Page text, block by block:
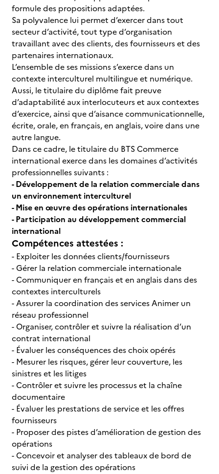
formule des propositions adaptées.
Sa polyvalence lui permet d’exercer dans tout
secteur d’activité, tout type d’organisation
travaillant avec des clients, des fournisseurs et des
partenaires internationaux.
L’ensemble de ses missions s’exerce dans un
contexte interculturel multilingue et numérique.
Aussi, le titulaire du diplôme fait preuve
d’adaptabilité aux interlocuteurs et aux contextes
d’exercice, ainsi que d’aisance communicationnelle,
écrite, orale, en français, en anglais, voire dans une
autre langue.
Dans ce cadre, le titulaire du BTS Commerce
international exerce dans les domaines d’activités
professionnelles suivants :
- Développement de la relation commerciale dans
un environnement interculturel
- Mise en œuvre des opérations internationales
- Participation au développement commercial
international
Compétences attestées :
- Exploiter les données clients/fournisseurs
- Gérer la relation commerciale internationale
- Communiquer en français et en anglais dans des
contextes interculturels
- Assurer la coordination des services Animer un
réseau professionnel
- Organiser, contrôler et suivre la réalisation d’un
contrat international
- Évaluer les conséquences des choix opérés
- Mesurer les risques, gérer leur couverture, les
sinistres et les litiges
- Contrôler et suivre les processus et la chaîne
documentaire
- Évaluer les prestations de service et les offres
fournisseurs
- Proposer des pistes d’amélioration de gestion des
opérations
- Concevoir et analyser des tableaux de bord de
suivi de la gestion des opérations